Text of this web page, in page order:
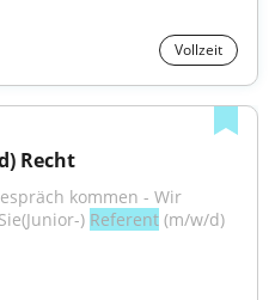
Vollzeit
Recht
kommen - Wir
) Referent (m/w/d)